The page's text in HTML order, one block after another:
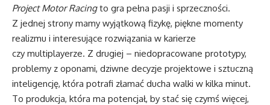
Project Motor Racingto gra pełna pasji i sprzeczności.
Z jednej strony mamy wyjątkową fizykę, piękne momenty
realizmu i interesujące rozwiązania w karierze
czy multiplayerze. Z drugiej – niedopracowane prototypy,
problemy z oponami, dziwne decyzje projektowe i sztuczną
inteligencję, która potrafi złamać ducha walki w kilka minut.
To produkcja, która ma potencjał, by stać się czymś więcej,